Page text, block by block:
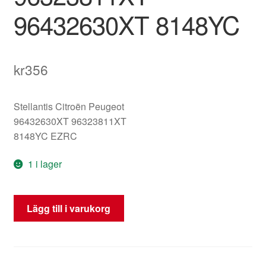
96432630XT 8148YC
kr356
Stellantis Citroën Peugeot
96432630XT 96323811XT
8148YC EZRC
1 i lager
Vänster
backspegel
Lägg till i varukorg